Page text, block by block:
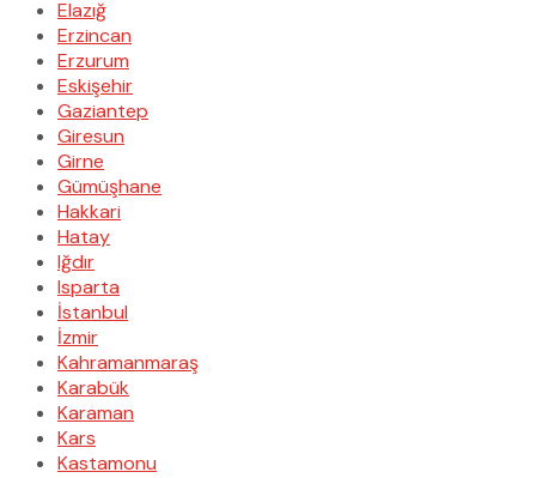
Elazığ
Erzincan
Erzurum
Eskişehir
Gaziantep
Giresun
Girne
Gümüşhane
Hakkari
Hatay
Iğdır
Isparta
İstanbul
İzmir
Kahramanmaraş
Karabük
Karaman
Kars
Kastamonu